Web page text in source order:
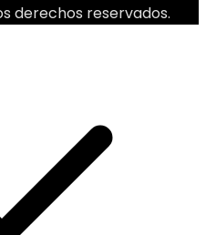
derechos reservados.